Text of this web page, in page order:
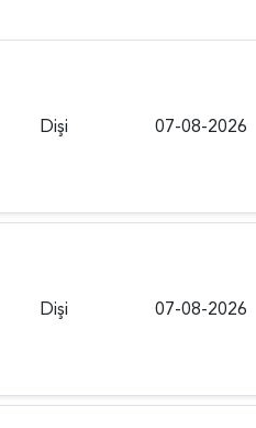
Dişi 07-08-2026
Dişi 07-08-2026